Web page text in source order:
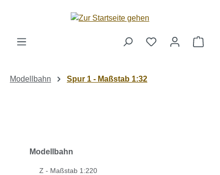
Zum Hauptinhalt springen
Modellbahn Spur 1 - Maßstab 1:32
Modellbahn
Z - Maßstab 1:220